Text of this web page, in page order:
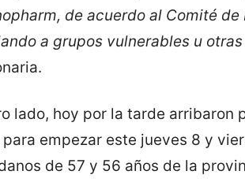
de acuerdo al Comité
a grupos vulnerables u
lado, hoy por la tarde arribaron
para empezar este jueves 8 y
de 57 y 56 años de la